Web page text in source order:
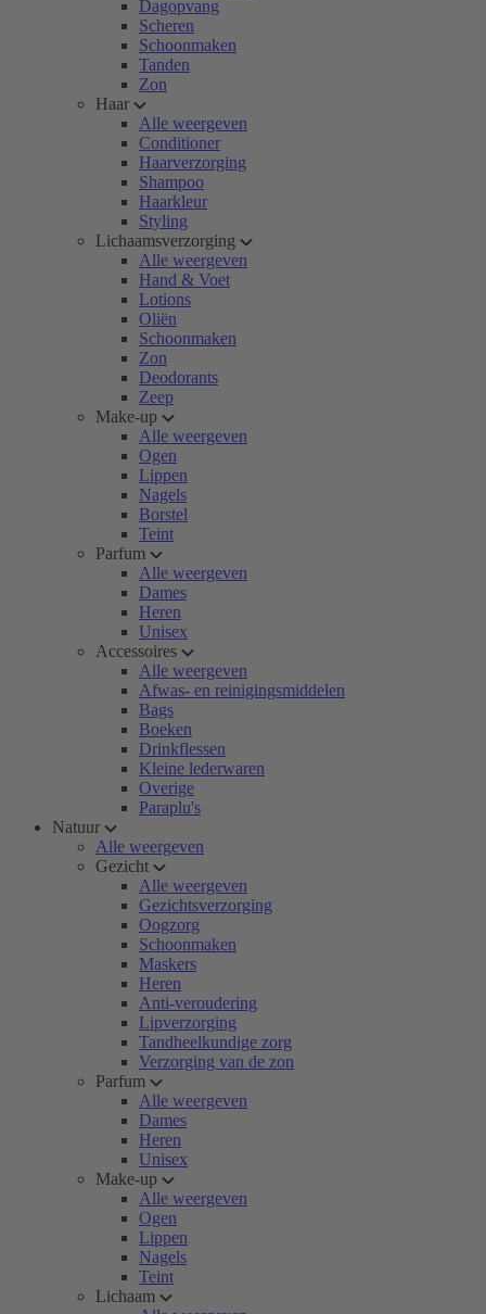
Dagopvang
Scheren
Schoonmaken
Tanden
Zon
Haar
Alle weergeven
Conditioner
Haarverzorging
Shampoo
Haarkleur
Styling
Lichaamsverzorging
Alle weergeven
Hand & Voet
Lotions
Oliën
Schoonmaken
Zon
Deodorants
Zeep
Make-up
Alle weergeven
Ogen
Lippen
Nagels
Borstel
Teint
Parfum
Alle weergeven
Dames
Heren
Unisex
Accessoires
Alle weergeven
Afwas- en reinigingsmiddelen
Bags
Boeken
Drinkflessen
Kleine lederwaren
Overige
Paraplu's
Natuur
Alle weergeven
Gezicht
Alle weergeven
Gezichtsverzorging
Oogzorg
Schoonmaken
Maskers
Heren
Anti-veroudering
Lipverzorging
Tandheelkundige zorg
Verzorging van de zon
Parfum
Alle weergeven
Dames
Heren
Unisex
Make-up
Alle weergeven
Ogen
Lippen
Nagels
Teint
Lichaam